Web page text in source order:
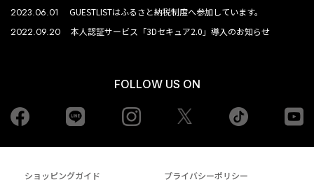
2023.06.01 GUESTLISTはふるさと納税制度へ参加しています。
2022.09.20 本人認証サービス「3Dセキュア2.0」導入のお知らせ
FOLLOW US ON
Facebook Instagram tiktok
ショッピングガイド
プライバシーポリシー